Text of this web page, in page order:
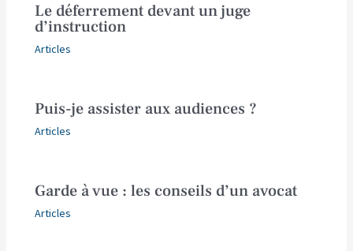
Le déferrement devant un juge
d’instruction
Articles
Puis-je assister aux audiences ?
Articles
Garde à vue : les conseils d’un avocat
Articles